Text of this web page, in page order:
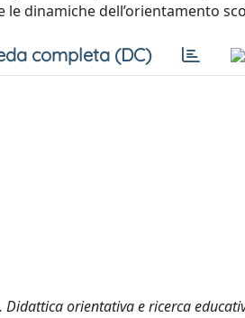
dinamiche dell’orientamento
completa (DC)
Didattica orientativa e ricerca